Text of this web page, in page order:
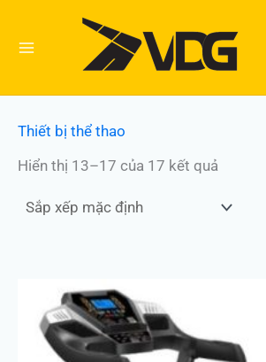
Thiết bị thể thao
Hiển thị 13–17 của 17 kết quả
gốc
là:
11.000.000 ₫.
là:
8.850.000 ₫.